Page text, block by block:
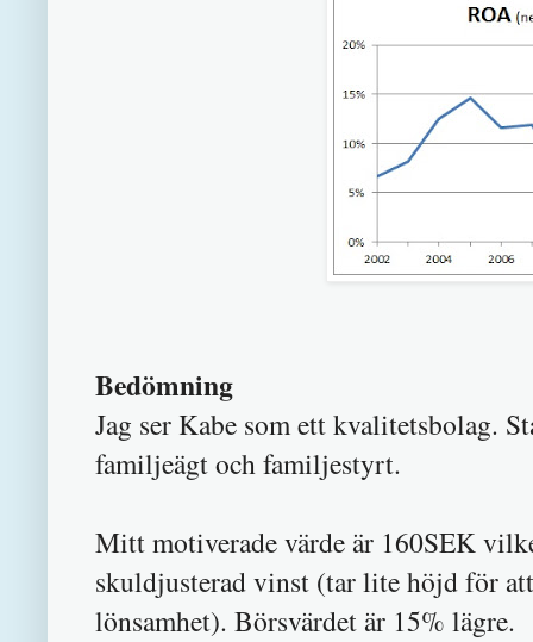
Bedömning
Jag ser Kabe som ett kvalitetsbolag.
familjeägt och familjestyrt.
Mitt motiverade värde är 160SEK
skuldjusterad vinst (tar lite höjd för
lönsamhet). Börsvärdet är 15% lägre.